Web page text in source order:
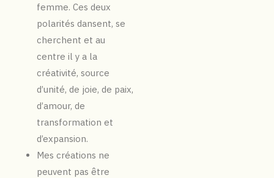
femme. Ces deux
polarités dansent, se
cherchent et au
centre il y a la
créativité, source
d’unité, de joie, de paix,
d’amour, de
transformation et
d’expansion.
Mes créations ne
peuvent pas être